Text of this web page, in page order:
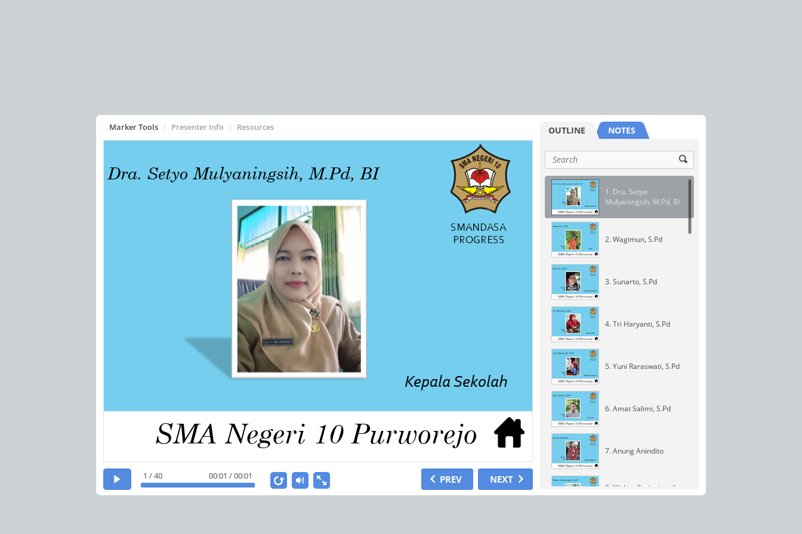
Marker Tools Presenter Info Resources
Dra. Setyo Mulyaningsih, M.Pd, BI
Kepala Sekolah
SMA Negeri 10 Purworejo
SMANDASA
PROGRESS
1 / 40 00:01 / 00:01 PREV NEXT
1. Dra. Setyo
Mulyaningsih, M.Pd, BI
2. Wagimun, S.Pd
3. Sunarto, S.Pd
4. Tri Haryanti, S.Pd
5. Yuni Raraswati, S.Pd
6. Amat Salimi, S.Pd
7. Anung Anindito
8. Wahyu Setianingsih,
S.Pd